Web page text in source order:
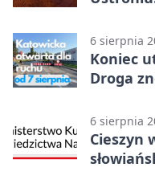
6 sierpnia
Koniec
Droga
6 sierpnia
Cieszyn